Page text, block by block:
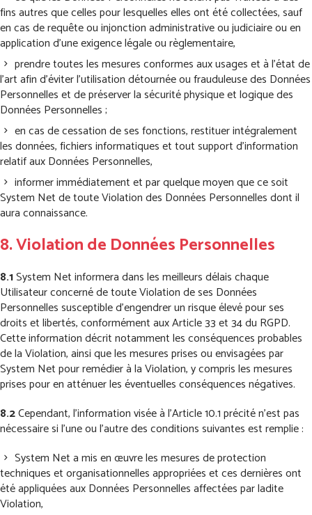
fins autres que celles pour lesquelles elles ont été collectées, sauf
en cas de requête ou injonction administrative ou judiciaire ou en
application d’une exigence légale ou règlementaire,
prendre toutes les mesures conformes aux usages et à l’état de
l’art afin d’éviter l’utilisation détournée ou frauduleuse des Données
Personnelles et de préserver la sécurité physique et logique des
Données Personnelles ;
en cas de cessation de ses fonctions, restituer intégralement
les données, fichiers informatiques et tout support d’information
relatif aux Données Personnelles,
informer immédiatement et par quelque moyen que ce soit
System Net de toute Violation des Données Personnelles dont il
aura connaissance.
8. Violation de Données Personnelles
8.1System Net informera dans les meilleurs délais chaque
Utilisateur concerné de toute Violation de ses Données
Personnelles susceptible d’engendrer un risque élevé pour ses
droits et libertés, conformément aux Article 33 et 34 du RGPD.
Cette information décrit notamment les conséquences probables
de la Violation, ainsi que les mesures prises ou envisagées par
System Net pour remédier à la Violation, y compris les mesures
prises pour en atténuer les éventuelles conséquences négatives.
8.2Cependant, l’information visée à l’Article 10.1 précité n’est pas
nécessaire si l’une ou l’autre des conditions suivantes est remplie :
System Net a mis en œuvre les mesures de protection
techniques et organisationnelles appropriées et ces dernières ont
été appliquées aux Données Personnelles affectées par ladite
Violation,